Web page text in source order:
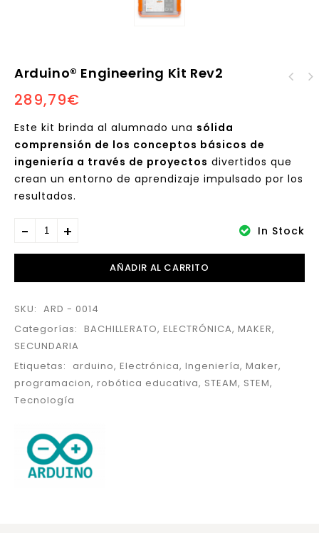
Arduino® Engineering Kit Rev2
289,79€
Este kit brinda al alumnado una sólida
comprensión de los conceptos básicos de
ingeniería a través de proyectos divertidos que
crean un entorno de aprendizaje impulsado por los
resultados.
In Stock
AÑADIR AL CARRITO
SKU: ARD - 0014
Categorías: BACHILLERATO, ELECTRÓNICA, MAKER,
SECUNDARIA
Etiquetas:
arduino, Electrónica, Ingeniería, Maker,
programacion, robótica educativa, STEAM, STEM,
Tecnología